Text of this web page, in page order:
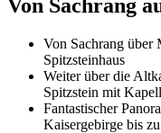
Von Sachrang
Von Sachrang über
Spitzsteinhaus
Weiter über die
Spitzstein mit
Fantastischer
Kaisergebirge bis